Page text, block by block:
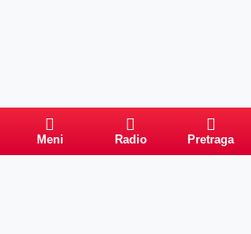
Meni Radio Pretraga